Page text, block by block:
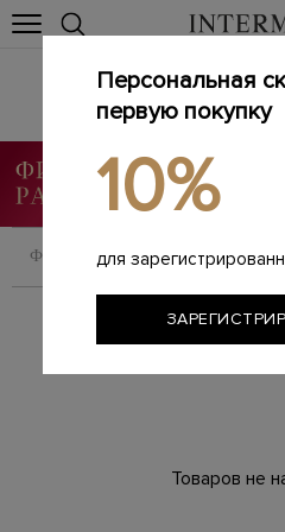
Главная / Мужчинам
ФИЛЬТРОВАТЬ
Товаров не
Персональная
первую покупку
10%
для